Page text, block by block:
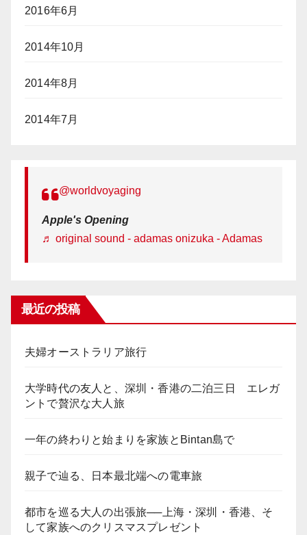
2016年6月
2014年10月
2014年8月
2014年7月
@worldvoyaging
Apple's Opening
♬ original sound - adamas onizuka - Adamas
最近の投稿
夫婦オーストラリア旅行
大学時代の友人と、深圳・香港の二泊三日 エレガ
ントで贅沢な大人旅
一年の終わりと始まりを家族とBintan島で
親子で辿る、日本最北端への電車旅
都市を巡る大人の出張旅──上海・深圳・香港、そ
して家族へのクリスマスプレゼント